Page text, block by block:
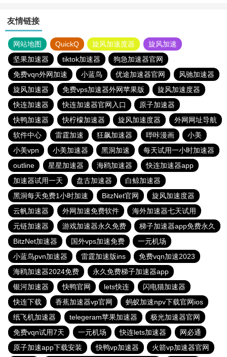
友情链接
网站地图 QuickQ 旋风加速度器
旋风加速
坚果加速器
tiktok加速器
狗急加速器官网
免费vqn外网加速
小蓝鸟 优途加速器官网
风驰加速器
旋风加速器
免费vps加速器外网苹果版
旋风加速度器
快连加速器
快连加速器官网入口
原子加速器
快鸭加速器
快柠檬加速器 旋风加速度器
外网网址导航
软件中心
雷霆加速 狂飙加速器 哔咔漫画
小美
小美vpn
小美加速器 黑洞加速
每天试用一小时加速器
outline
星星加速器 海鸥加速器
快连加速器app
加速器试用一天
盘古加速器
白鲸加速器
黑洞每天免费1小时加速
BitzNet官网
旋风加速度器
云帆加速器
外网加速免费软件
海外加速器七天试用
元链加速器
游戏加速器永久免费
梯子加速器app免费永久
BitzNet加速器
国外vps加速免费
一元机场
小蓝鸟pvn加速器
雷霆加速版ins
免费vqn加速2023
海鸥加速器2024免费
永久免费梯子加速器app
银河加速器
快鸭官网 lets快连
闪电猫加速器
快连下载
香蕉加速器vp官网
蚂蚁加速npv下载官网ios
纸飞机加速器
telegeram苹果加速器
极光加速器官网
免费vqn试用7天
一元机场 快连lets加速器
网必通
原子加速app下载安装
快鸭vp加速器 火箭vp加速器官网